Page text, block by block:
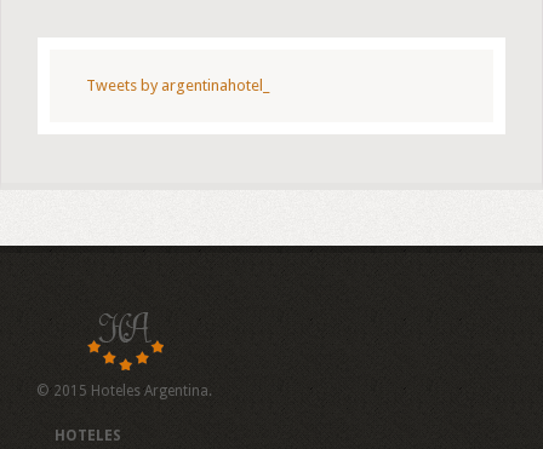
Tweets by argentinahotel_
© 2015 Hoteles Argentina.
HOTELES